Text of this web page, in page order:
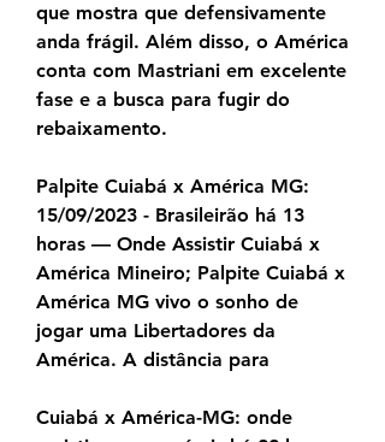
que mostra que defensivamente
anda frágil. Além disso, o América
conta com Mastriani em excelente
fase e a busca para fugir do
rebaixamento.
Palpite Cuiabá x América MG:
15/09/2023 - Brasileirão há 13
horas — Onde Assistir Cuiabá x
América Mineiro; Palpite Cuiabá x
América MG vivo o sonho de
jogar uma Libertadores da
América. A distância para
Cuiabá x América-MG: onde